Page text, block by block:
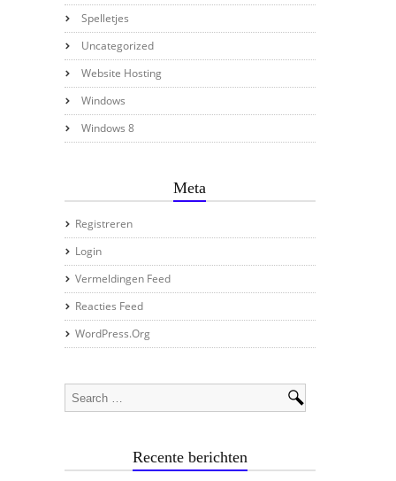
Spelletjes
Uncategorized
Website Hosting
Windows
Windows 8
Meta
Registreren
Login
Vermeldingen Feed
Reacties Feed
WordPress.org
Recente berichten